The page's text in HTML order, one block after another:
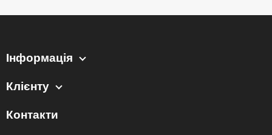
Інформація
Клієнту